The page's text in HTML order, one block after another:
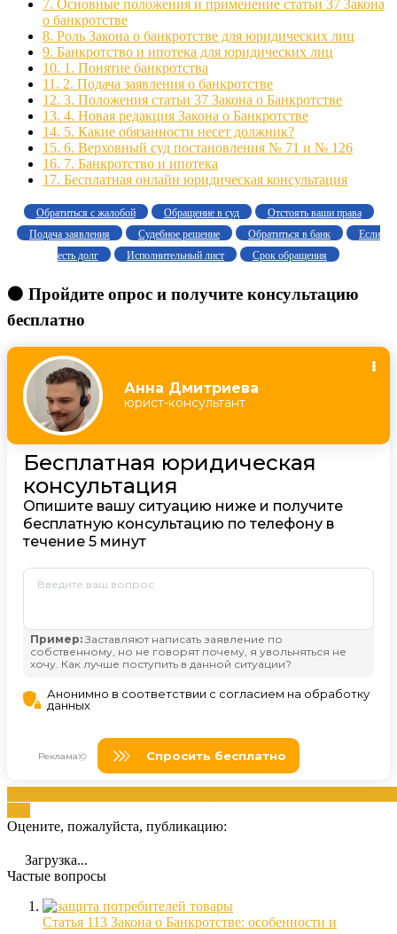
7. Основные положения и применение статьи 37 Закона
о банкротстве
8. Роль Закона о банкротстве для юридических лиц
9. Банкротство и ипотека для юридических лиц
10. 1. Понятие банкротства
11. 2. Подача заявления о банкротстве
12. 3. Положения статьи 37 Закона о Банкротстве
13. 4. Новая редакция Закона о Банкротстве
14. 5. Какие обязанности несет должник?
15. 6. Верховный суд постановления № 71 и № 126
16. 7. Банкротство и ипотека
17. Бесплатная онлайн юридическая консультация
Обратиться с жалобой Обращение в суд
Отстоять ваши права
Подача заявления
Судебное решение Обратиться в банк
Если
есть долг
Исполнительный лист Срок обращения
🟠 Пройдите опрос и получите консультацию
бесплатно
Оцените, пожалуйста, публикацию:
Загрузка...
Частые вопросы
Статья 113 Закона о Банкротстве: особенности и